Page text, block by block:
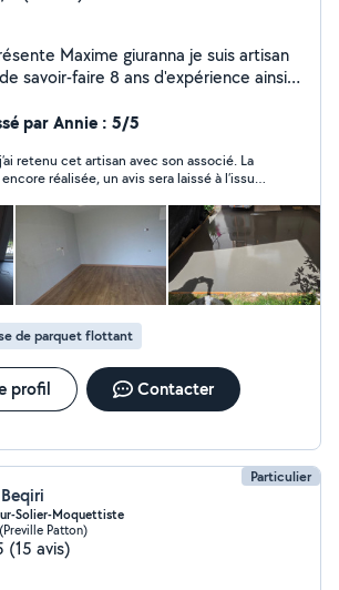
Maxime giuranna je suis artisan
savoir-faire 8 ans d'expérience ainsi
nombreuses califications dans le
mes services pour tout type
et revetement muraux. Ainsi que
de sol. Ravalement de facade et
mur et plafond . Cordialement
.
par Annie : 5/5
retenu cet artisan avec son associé. La
réalisée, un avis sera laissé à l’issue
de parquet flottant
profil Contacter
Particulier
Solier-Moquettiste
Patton)
(15 avis)